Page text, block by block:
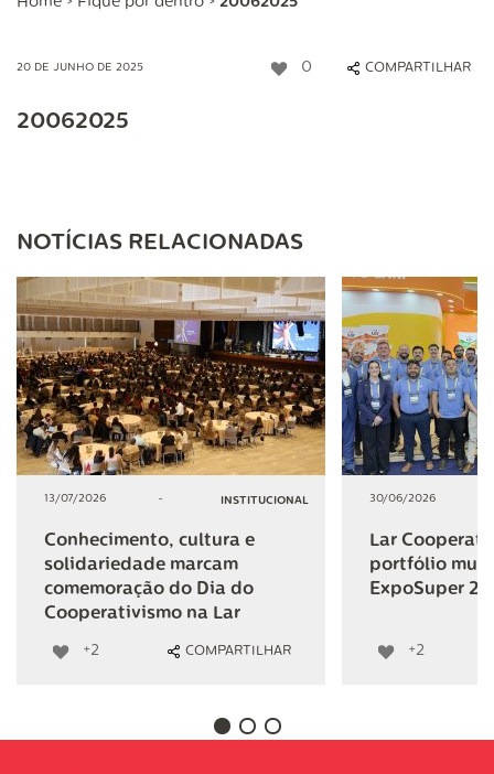
20 DE JUNHO DE 2025 0 COMPARTILHAR
20062025
NOTÍCIAS RELACIONADAS
13/07/2026 - INSTITUCIONAL
Conhecimento, cultura e
solidariedade marcam
comemoração do Dia do
Cooperativismo na Lar
+2 COMPARTILHAR
30/06/2026
Lar
portfólio
ExpoSuper
+2